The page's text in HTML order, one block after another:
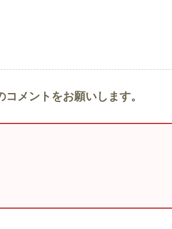
メントをお願いします。